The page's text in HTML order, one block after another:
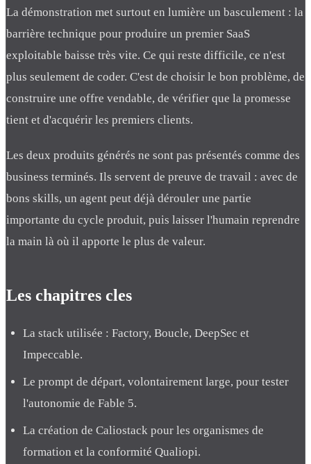
La démonstration met surtout en lumière un basculement : la
barrière technique pour produire un premier SaaS
exploitable baisse très vite. Ce qui reste difficile, ce n'est
plus seulement de coder. C'est de choisir le bon problème, de
construire une offre vendable, de vérifier que la promesse
tient et d'acquérir les premiers clients.
Les deux produits générés ne sont pas présentés comme des
business terminés. Ils servent de preuve de travail : avec de
bons skills, un agent peut déjà dérouler une partie
importante du cycle produit, puis laisser l'humain reprendre
la main là où il apporte le plus de valeur.
Les chapitres cles
La stack utilisée : Factory, Boucle, DeepSec et
Impeccable.
Le prompt de départ, volontairement large, pour tester
l'autonomie de Fable 5.
La création de Caliostack pour les organismes de
formation et la conformité Qualiopi.